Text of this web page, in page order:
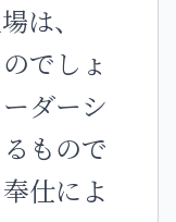
は、
でしょ
ダーシ
もので
仕によ